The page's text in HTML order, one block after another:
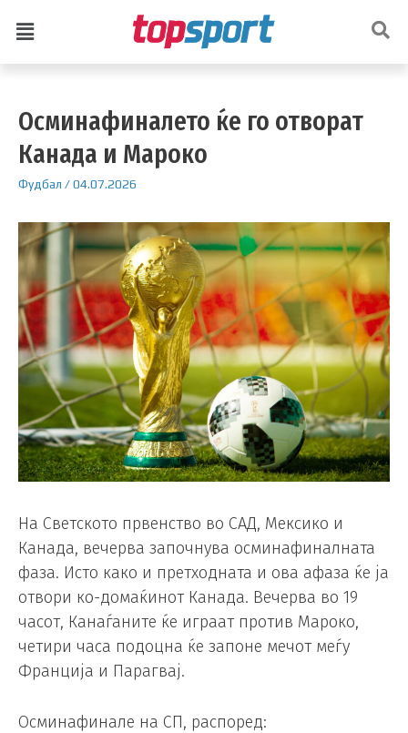
Осминафиналето ќе го отворат
Канада и Мароко
Фудбал /04.07.2026
На Светското првенство во САД, Мексико и
Канада, вечерва започнува осминафиналната
фаза. Исто како и претходната и ова афаза ќе ја
отвори ко-домаќинот Канада. Вечерва во 19
часот, Канаѓаните ќе играат против Мароко,
четири часа подоцна ќе запоне мечот меѓу
Франција и Парагвај.
Осминафинале на СП, распоред: